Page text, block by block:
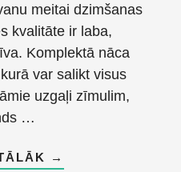
meitai dzimšanas
kvalitāte ir laba,
Komplektā nāca
var salikt visus
uzgaļi zīmulim,
…
ABOUT
ATSAUKSME
→